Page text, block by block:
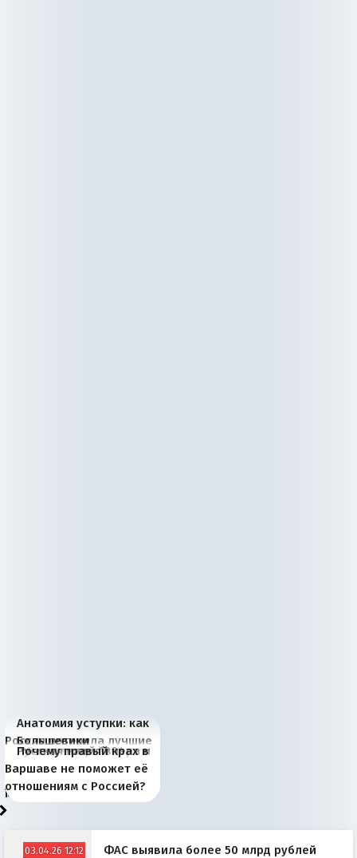
Анатомия уступки: как
Россия потеряла лучшие
рыбопромысловые
районы Баренцева
моря
Большевики
отличаются от «Яблока»
тем, что они -
победители
Киевская марионетка
Запада рассказала о
«переобувании» хозяев
В России назрели
перемены: 15 шагов к
суверенной экономике
Миграционный пожар
Европы
Россия начинает
сбрасывать балласт
Анкориджа
Россия зимой 1904
года: первые уступки во
внутренней политике
Русская нация вчера и
сегодня
Почему правый крах в
Варшаве не поможет её
отношениям с Россией?
03.04.26 12:12
ФАС выявила более 50 млрд рублей